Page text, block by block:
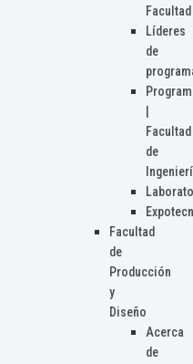
Facultad
Líderes
de
Facultad
de
Facultad
de
Producción
y
Diseño
Acerca
de